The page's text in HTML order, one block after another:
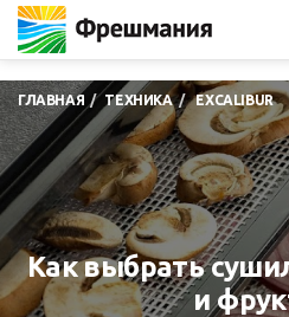
ГЛАВНАЯ ТЕХНИКА EXCALIBUR
Как выбрать
и